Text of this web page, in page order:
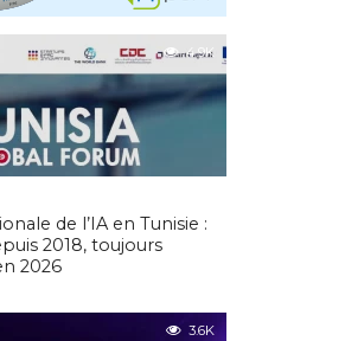
4.9K
de l’IA en Tunisie :
2018, toujours
2026
3.6K